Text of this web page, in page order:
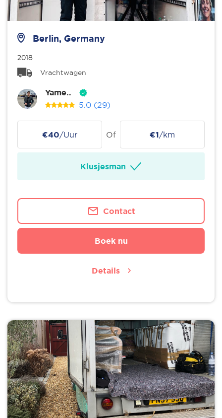
Berlin, Germany
2018
Vrachtwagen
Yame..
5.0 (29)
€40/Uur Of €1/km
Klusjesman
Contact
Boek nu
Details